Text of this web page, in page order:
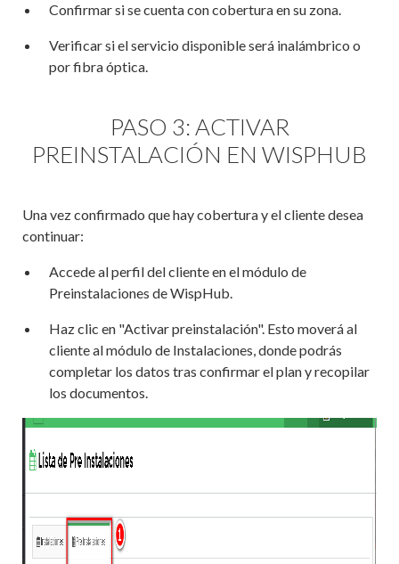
Confirmar si se cuenta con cobertura en su zona.
Verificar si el servicio disponible será inalámbrico o
por fibra óptica.
PASO 3: ACTIVAR
PREINSTALACIÓN EN WISPHUB
Una vez confirmado que hay cobertura y el cliente desea
continuar:
Accede al perfil del cliente en el módulo de
Preinstalaciones de WispHub.
Haz clic en "Activar preinstalación". Esto moverá al
cliente al módulo de Instalaciones, donde podrás
completar los datos tras confirmar el plan y recopilar
los documentos.